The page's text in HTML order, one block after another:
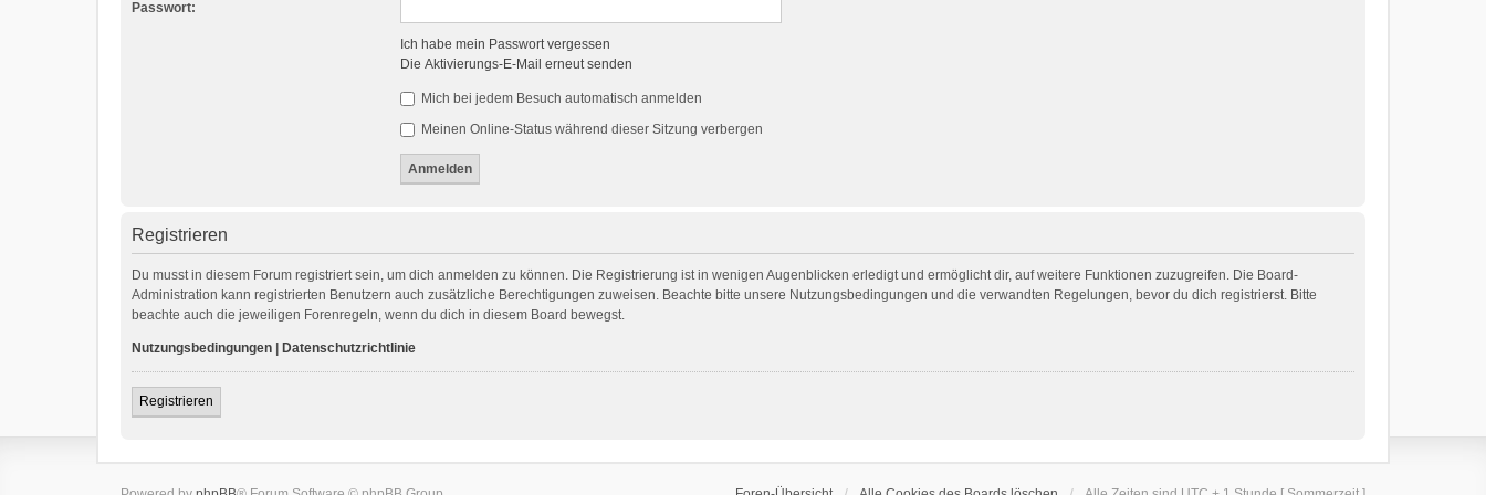
Passwort:
Ich habe mein Passwort vergessen
Die Aktivierungs-E-Mail erneut senden
Mich bei jedem Besuch automatisch anmelden
Meinen Online-Status während dieser Sitzung verbergen
Registrieren
Du musst in diesem Forum registriert sein, um dich anmelden zu können. Die Registrierung ist in wenigen Augenblicken erledigt und ermöglicht dir, auf weitere Funktionen zuzugreifen. Die Board-
Administration kann registrierten Benutzern auch zusätzliche Berechtigungen zuweisen. Beachte bitte unsere Nutzungsbedingungen und die verwandten Regelungen, bevor du dich registrierst. Bitte
beachte auch die jeweiligen Forenregeln, wenn du dich in diesem Board bewegst.
Nutzungsbedingungen Datenschutzrichtlinie
Registrieren